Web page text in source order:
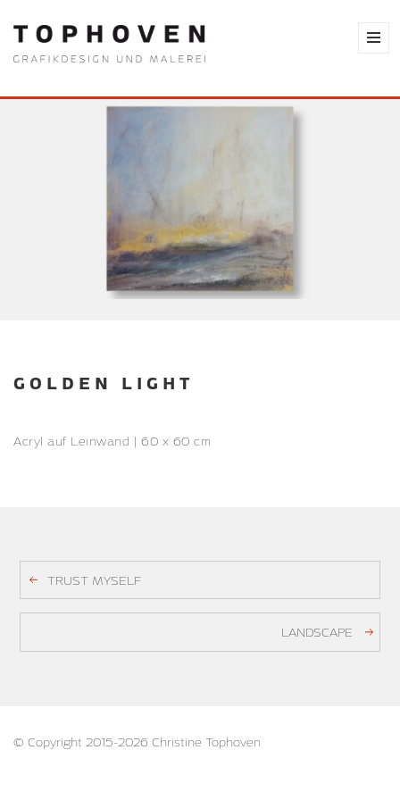
GOLDEN LIGHT
Acryl auf Leinwand | 60 x 60 cm
TRUST MYSELF
LANDSCAPE
© Copyright 2015-2026 Christine Tophoven